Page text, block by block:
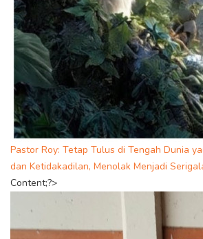
Pastor Roy: Tetap Tulus di Tengah Dunia
dan Ketidakadilan, Menolak Menjadi
Content;?>